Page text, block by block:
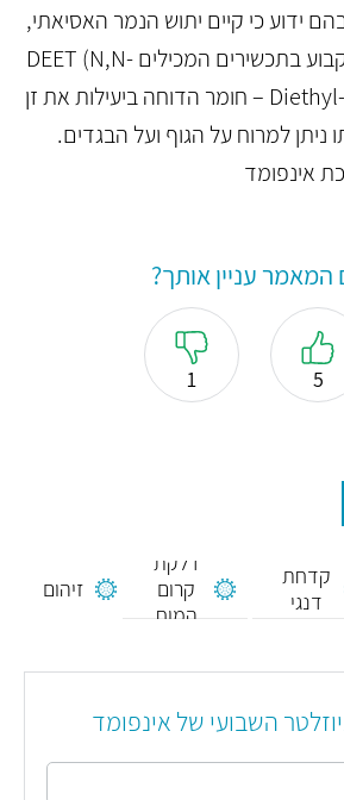
ידוע כי קיים יתוש הנמר האסיאתי,
יש להשתמש באופן קבוע בתכשירים המכילים DEET (N,N-
Diethyl-meta-toluamide) – חומר הדוחה ביעילות את זן
ניתן למרוח על הגוף ועל הבגדים.
אינפומד
עניין אותך?
5
1
קדחת
דנגי
דלקת
קרום
המוח
זיהום
השבועי של אינפומד